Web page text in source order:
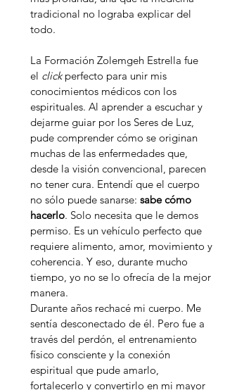
tradicional no lograba explicar del
todo.
La Formación Zolemgeh Estrella fue
el clickperfecto para unir mis
conocimientos médicos con los
espirituales. Al aprender a escuchar y
dejarme guiar por los Seres de Luz,
pude comprender cómo se originan
muchas de las enfermedades que,
desde la visión convencional, parecen
no tener cura. Entendí que el cuerpo
no sólo puede sanarse: sabe cómo
hacerlo. Solo necesita que le demos
permiso. Es un vehículo perfecto que
requiere alimento, amor, movimiento y
coherencia. Y eso, durante mucho
tiempo, yo no se lo ofrecía de la mejor
manera.
Durante años rechacé mi cuerpo. Me
sentía desconectado de él. Pero fue a
través del perdón, el entrenamiento
físico consciente y la conexión
espiritual que pude amarlo,
fortalecerlo y convertirlo en mi mayor